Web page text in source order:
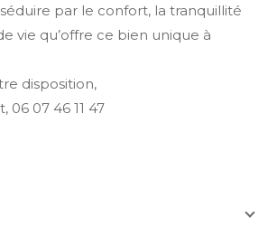
séduire par le confort, la tranquillité
vie qu’offre ce bien unique à
disposition,
06 07 46 11 47